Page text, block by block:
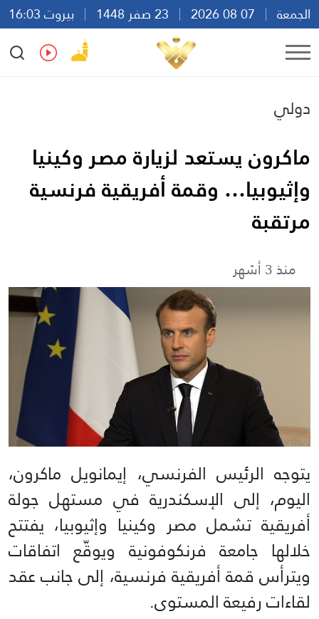
الجمعة
بيروت 16:03
Ar
En Fr Es
دولي
ماكرون يستعد لزيارة مصر وكينيا
وإثيوبيا… وقمة أفريقية فرنسية
مرتقبة
منذ 3 أشهر
يتوجه الرئيس الفرنسي، إيمانويل ماكرون،
اليوم، إلى الإسكندرية في مستهل جولة
أفريقية تشمل مصر وكينيا وإثيوبيا، يفتتح
خلالها جامعة فرنكوفونية ويوقّع اتفاقات
ويترأس قمة أفريقية فرنسية، إلى جانب عقد
لقاءات رفيعة المستوى.